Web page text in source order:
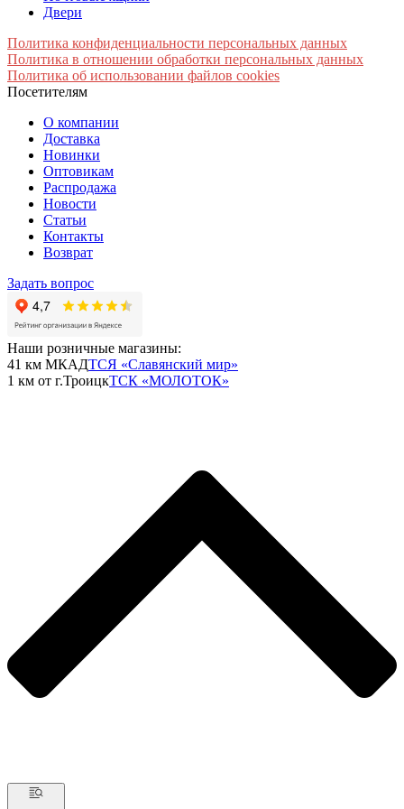
Двери
Политика конфиденциальности персональных данных
Политика в отношении обработки персональных данных
Политика об использовании файлов cookies
Посетителям
О компании
Доставка
Новинки
Оптовикам
Распродажа
Новости
Статьи
Контакты
Возврат
Задать вопрос
Наши розничные магазины:
41 км МКАДТСЯ «Славянский мир»
1 км от г.ТроицкТСК «МОЛОТОК»